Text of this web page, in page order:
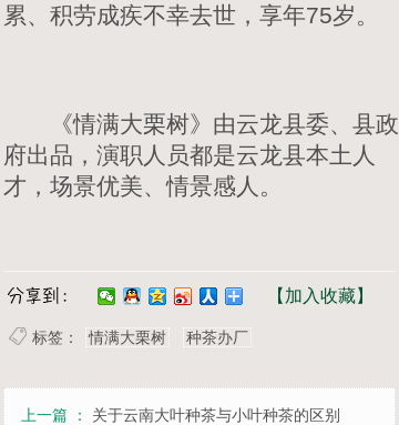
累、积劳成疾不幸去世，享年75岁。
《情满大栗树》由云龙县委、县政
府出品，演职人员都是云龙县本土人
才，场景优美、情景感人。
【加入收藏】
标签： 情满大栗树 种茶办厂
上一篇 ： 关于云南大叶种茶与小叶种茶的区别